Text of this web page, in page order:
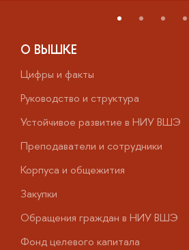
О ВЫШКЕ
Цифры и факты
Руководство и структура
Устойчивое развитие в НИУ ВШЭ
Преподаватели и сотрудники
Корпуса и общежития
Закупки
Обращения граждан в НИУ ВШЭ
Фонд целевого капитала